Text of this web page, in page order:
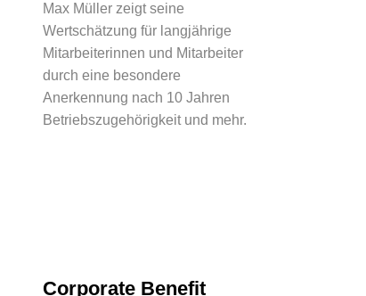
Max Müller zeigt seine
Wertschätzung für langjährige
Mitarbeiterinnen und Mitarbeiter
durch eine besondere
Anerkennung nach 10 Jahren
Betriebszugehörigkeit und mehr.
Corporate Benefit